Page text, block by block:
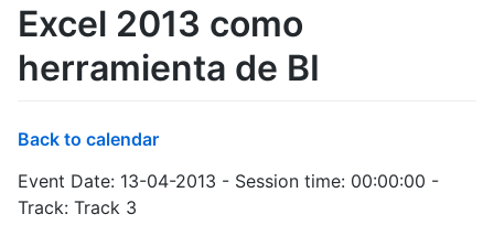
Excel 2013 como
herramienta de BI
Back to calendar
Event Date: 13-04-2013 - Session time: 00:00:00 -
Track: Track 3